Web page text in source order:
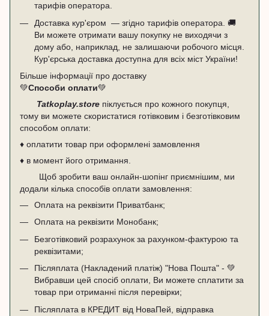
тарифів оператора.
Доставка кур'єром — згідно тарифів оператора. 🚚 ​ ​
Ви можете отримати вашу покупку не виходячи з
дому або, наприклад, не залишаючи робочого місця.
Кур'єрська доставка доступна для всіх міст України!
Більше інформації про доставку
💚Способи оплати💚
Tatkoplay.store піклується про кожного покупця,
тому ви можете скористатися готівковим і безготівковим
способом оплати:
♦ оплатити товар при оформлені замовлення
♦ в момент його отримання.
Щоб зробити ваш онлайн-шопінг приємнішим, ми
додали кілька способів оплати замовлення:
Оплата на реквізити Приватбанк;
Оплата на реквізити Монобанк;
Безготівковий розрахунок за рахунком-фактурою та
реквізитами;
Післяплата (Накладений платіж) "Нова Пошта" - 💚
Вибравши цей спосіб оплати, Ви можете сплатити за
товар при отриманні після перевірки;
Післяплата в КРЕДИТ від НоваПей, відправка